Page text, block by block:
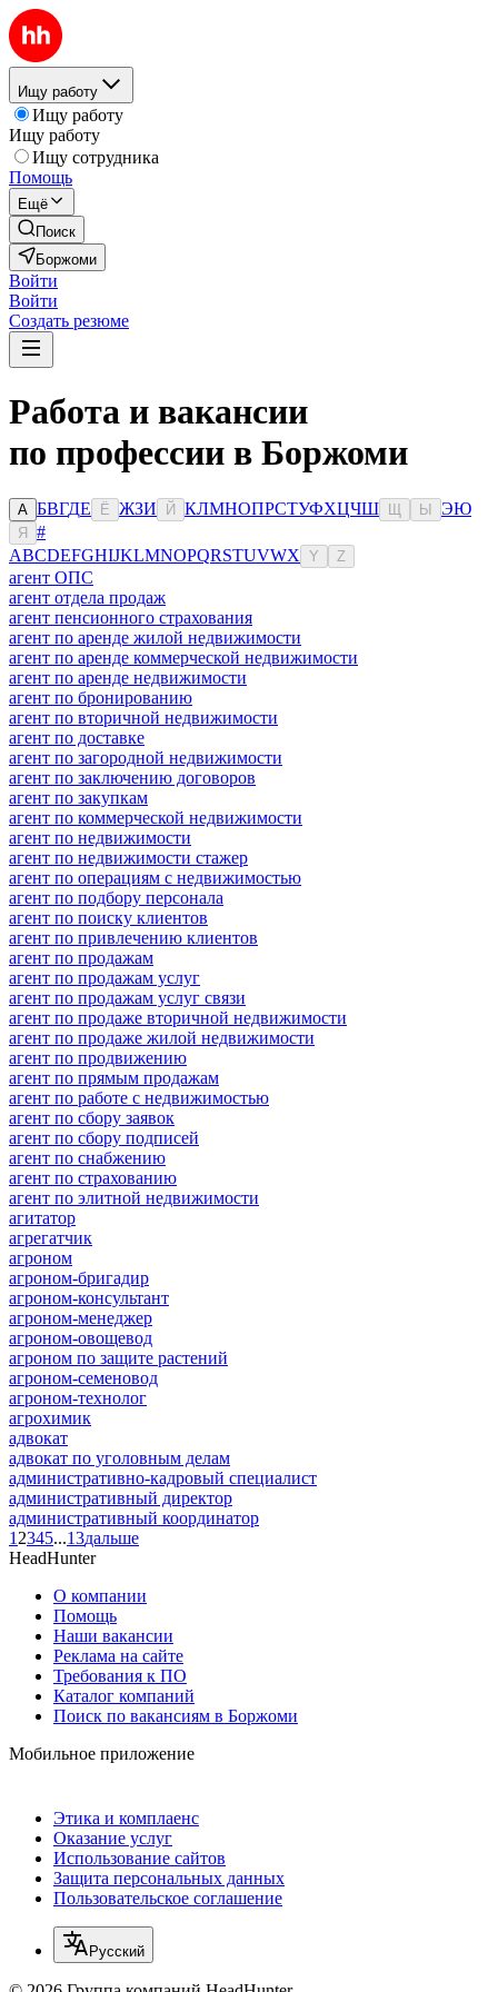
Ищу работу
Ищу работу
Ищу работу
Ищу сотрудника
Помощь
Ещё
Поиск
Боржоми
Войти
Войти
Создать резюме
Работа и вакансии
по профессии в Боржоми
А БВГДЕ Ё ЖЗИ Й КЛМНОПРСТУФХЦЧШ Ы ЭЮ
Я
#
ABCDEFGHIJKLMNOPQRSTUVWX Y Z
агент ОПС
агент отдела продаж
агент пенсионного страхования
агент по аренде жилой недвижимости
агент по аренде коммерческой недвижимости
агент по аренде недвижимости
агент по бронированию
агент по вторичной недвижимости
агент по доставке
агент по загородной недвижимости
агент по заключению договоров
агент по закупкам
агент по коммерческой недвижимости
агент по недвижимости
агент по недвижимости стажер
агент по операциям с недвижимостью
агент по подбору персонала
агент по поиску клиентов
агент по привлечению клиентов
агент по продажам
агент по продажам услуг
агент по продажам услуг связи
агент по продаже вторичной недвижимости
агент по продаже жилой недвижимости
агент по продвижению
агент по прямым продажам
агент по работе с недвижимостью
агент по сбору заявок
агент по сбору подписей
агент по снабжению
агент по страхованию
агент по элитной недвижимости
агитатор
агрегатчик
агроном
агроном-бригадир
агроном-консультант
агроном-менеджер
агроном-овощевод
агроном по защите растений
агроном-семеновод
агроном-технолог
агрохимик
адвокат
адвокат по уголовным делам
административно-кадровый специалист
административный директор
административный координатор
1 2345...13дальше
HeadHunter
О компании
Помощь
Наши вакансии
Реклама на сайте
Требования к ПО
Каталог компаний
Поиск по вакансиям в Боржоми
Мобильное приложение
Этика и комплаенс
Оказание услуг
Использование сайтов
Защита персональных данных
Пользовательское соглашение
Русский